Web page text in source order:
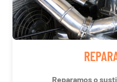
Reparamos o